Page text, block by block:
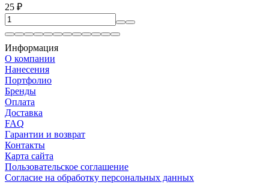
25 ₽
Информация
О компании
Нанесения
Портфолио
Бренды
Оплата
Доставка
FAQ
Гарантии и возврат
Контакты
Карта сайта
Пользовательское соглашение
Согласие на обработку персональных данных